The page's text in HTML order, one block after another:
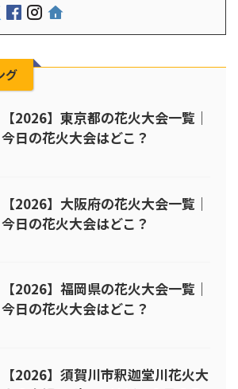
グ
【2026】東京都の花火大会一覧｜
今日の花火大会はどこ？
【2026】大阪府の花火大会一覧｜
今日の花火大会はどこ？
【2026】福岡県の花火大会一覧｜
今日の花火大会はどこ？
【2026】須賀川市釈迦堂川花火大